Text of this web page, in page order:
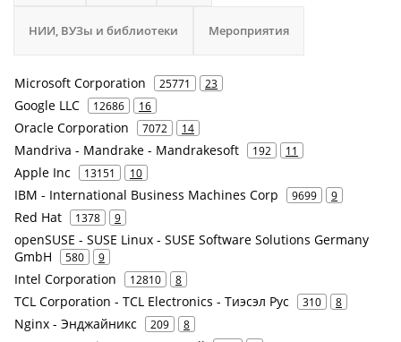
НИИ, ВУЗы и библиотеки Мероприятия
Microsoft Corporation 25771 23
Google LLC 12686 16
Oracle Corporation 7072 14
Mandriva - Mandrake - Mandrakesoft 192 11
Apple Inc 13151 10
IBM - International Business Machines Corp 9699 9
Red Hat 1378 9
openSUSE - SUSE Linux - SUSE Software Solutions Germany
GmbH
580 9
Intel Corporation 12810 8
TCL Corporation - TCL Electronics - Тиэсэл Рус 310 8
Nginx - Энджайникс 209 8